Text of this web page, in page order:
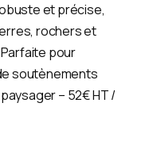
et précise,
rochers et
pour
soutènements
– 52€ HT /